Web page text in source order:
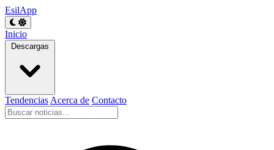
EsilApp
Inicio
Descargas
Tendencias Acerca de Contacto